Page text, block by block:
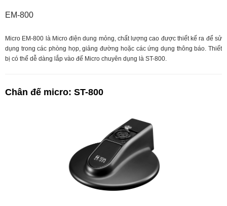
EM-800
Micro EM-800 là Micro điện dung mỏng, chất lượng cao được thiết kế ra để sử
dụng trong các phòng họp, giảng đường hoặc các ứng dụng thông báo. Thiết
bị có thể dễ dàng lắp vào đế Micro chuyên dụng là ST-800.
Chân đế micro: ST-800